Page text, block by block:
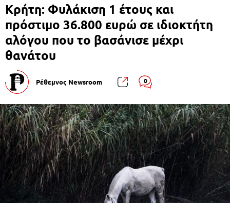
Κρήτη: Φυλάκιση 1 έτους και
πρόστιμο 36.800 ευρώ σε ιδιοκτήτη
αλόγου που το βασάνισε μέχρι
θανάτου
Ρέθεμνος Newsroom 0